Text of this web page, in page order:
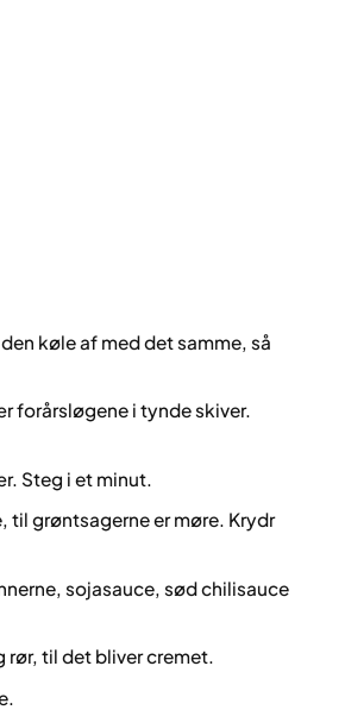
køle af med det samme, så
forårsløgene i tynde skiver.
Steg i et minut.
grøntsagerne er møre. Krydr
sojasauce, sød chilisauce
rør, til det bliver cremet.